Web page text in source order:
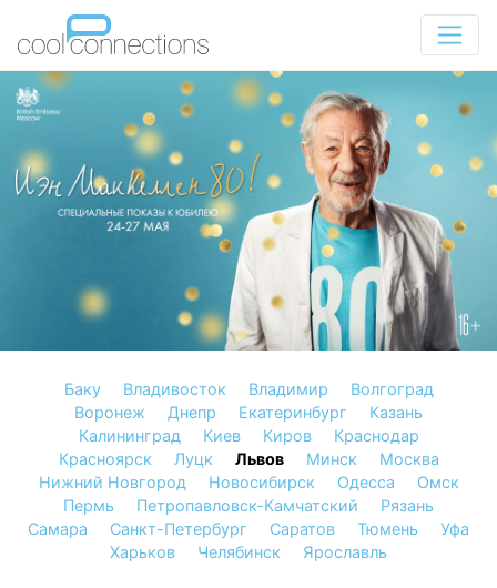
Баку Владивосток Владимир
Волгоград
Воронеж
Днепр Екатеринбург
Казань
Калининград
Киев Киров
Краснодар
Красноярск
Луцк Львов Минск
Москва
Нижний Новгород
Новосибирск Одесса
Омск
Пермь
Петропавловск-Камчатский
Рязань
Самара
Санкт-Петербург Саратов Тюмень
Уфа
Харьков
Челябинск Ярославль